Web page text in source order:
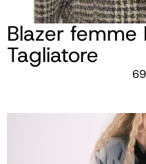
Blazer femme
Tagliatore